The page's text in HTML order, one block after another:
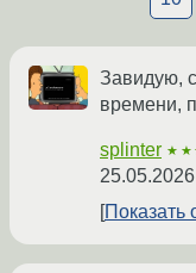
Завидую,
времени,
splinter
Показать